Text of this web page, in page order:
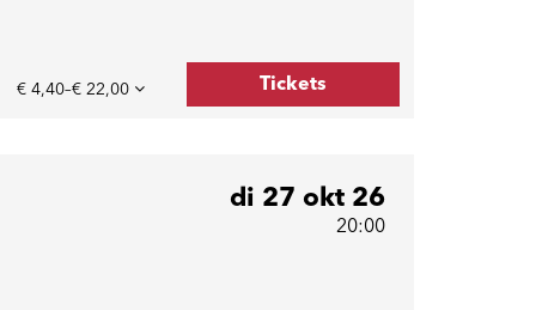
€ 4,40–€ 22,00 Tickets
di 27 okt 26
20:00